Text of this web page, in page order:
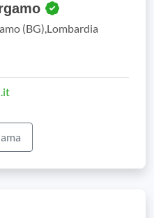
(BG),Lombardia